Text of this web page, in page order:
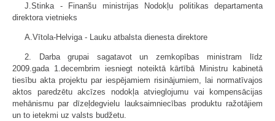
J.Stinka - Finanšu ministrijas Nodokļu politikas departamenta
direktora vietnieks
A.Vītola-Helviga - Lauku atbalsta dienesta direktore
2. Darba grupai sagatavot un zemkopības ministram līdz
2009.gada 1.decembrim iesniegt noteiktā kārtībā Ministru kabinetā
tiesību akta projektu par iespējamiem risinājumiem, lai normatīvajos
aktos paredzētu akcīzes nodokļa atvieglojumu vai kompensācijas
mehānismu par dīzeļdegvielu lauksaimniecības produktu ražotājiem
un to ietekmi uz valsts budžetu.